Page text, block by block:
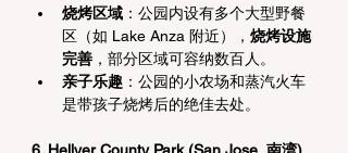
烧烤区域 ：公园内设有多个大型野餐
区（如 Lake Anza 附近）， 烧烤设施
完善 ，部分区域可容纳数百人。
亲子乐趣 ：公园的小农场和蒸汽火车
是带孩子烧烤后的绝佳去处。